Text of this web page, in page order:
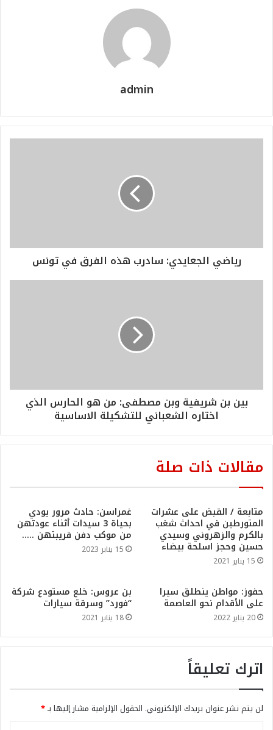
admin
رياضي الجعايدي: سادرب هذه الفرق في تونس
بين بن شريفية وبن مصطفى: من هو الحارس الذي
اختاره الشعباني للتشكيلة الاساسية
مقالات ذات صلة
متابعة / القبض على عشرات
المتورطين في احداث شغب
بالكرم والزهروني وسيدي
حسين وحجز اسلحة بيضاء
15 يناير 2021
غمراسن: حادث مرور يودي
بحياة 3 سيدات أثناء عودتهن
من موكب دفن قريبتهن …..
15 يناير 2023
حفوز: مواطن ينطلق سيرا
على الأقدام نحو العاصمة
20 يناير 2022
بن عروس: خلع مستودع شركة
“فورد” وسرقة سيارات
18 يناير 2021
اترك تعليقاً
لن يتم نشر عنوان بريدك الإلكتروني. الحقول الإلزامية مشار إليها بـ*